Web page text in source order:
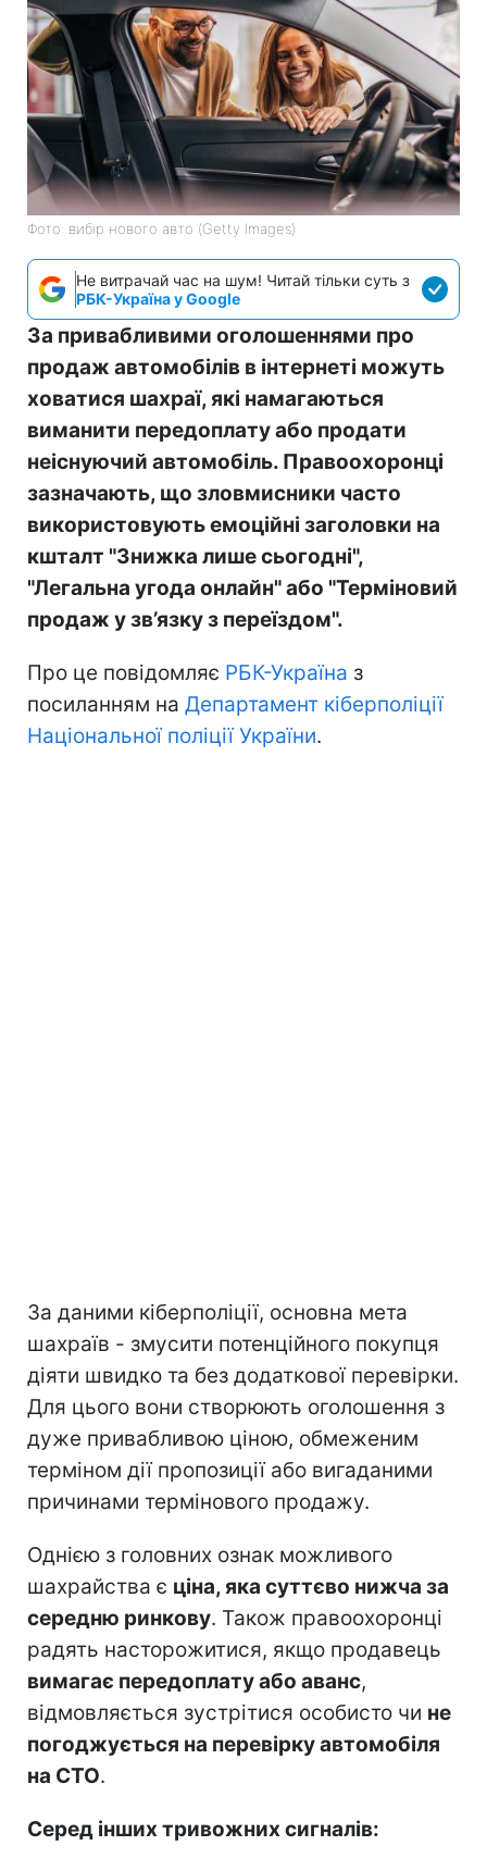
Фото: вибір нового авто (Getty Images)
Не витрачай час на шум! Читай тільки суть з
РБК-Україна у Google
За привабливими оголошеннями про
продаж автомобілів в інтернеті можуть
ховатися шахраї, які намагаються
виманити передоплату або продати
неіснуючий автомобіль. Правоохоронці
зазначають, що зловмисники часто
використовують емоційні заголовки на
кшталт "Знижка лише сьогодні",
"Легальна угода онлайн" або "Терміновий
продаж у зв’язку з переїздом".
Про це повідомляє РБК-Україна з
посиланням на Департамент кіберполіції
Національної поліції України.
За даними кіберполіції, основна мета
шахраїв - змусити потенційного покупця
діяти швидко та без додаткової перевірки.
Для цього вони створюють оголошення з
дуже привабливою ціною, обмеженим
терміном дії пропозиції або вигаданими
причинами термінового продажу.
Однією з головних ознак можливого
шахрайства є ціна, яка суттєво нижча за
середню ринкову. Також правоохоронці
радять насторожитися, якщо продавець
вимагає передоплату або аванс,
відмовляється зустрітися особисто чи не
погоджується на перевірку автомобіля
на СТО.
Серед інших тривожних сигналів: